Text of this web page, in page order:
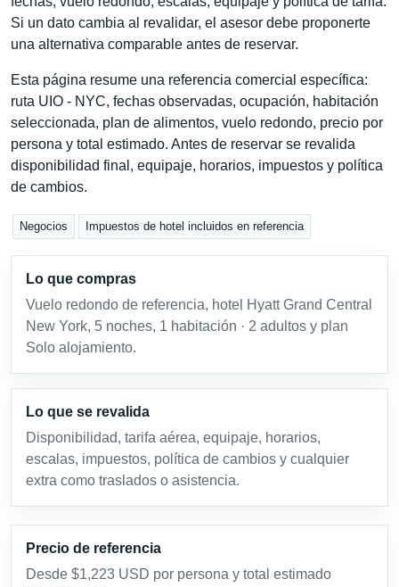
Si un dato cambia al revalidar, el asesor debe proponerte
una alternativa comparable antes de reservar.
Esta página resume una referencia comercial específica:
ruta UIO - NYC, fechas observadas, ocupación, habitación
seleccionada, plan de alimentos, vuelo redondo, precio por
persona y total estimado. Antes de reservar se revalida
disponibilidad final, equipaje, horarios, impuestos y política
de cambios.
Negocios Impuestos de hotel incluidos en referencia
Lo que compras
Vuelo redondo de referencia, hotel Hyatt Grand Central
New York, 5 noches, 1 habitación · 2 adultos y plan
Solo alojamiento.
Lo que se revalida
Disponibilidad, tarifa aérea, equipaje, horarios,
escalas, impuestos, política de cambios y cualquier
extra como traslados o asistencia.
Precio de referencia
Desde $1,223 USD por persona y total estimado